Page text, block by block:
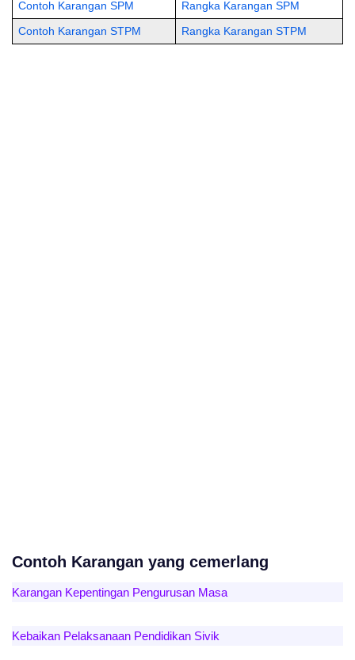
Contoh Karangan SPM Rangka Karangan SPM
Contoh Karangan STPM Rangka Karangan STPM
Contoh Karangan yang cemerlang
Karangan Kepentingan Pengurusan Masa
Kebaikan Pelaksanaan Pendidikan Sivik